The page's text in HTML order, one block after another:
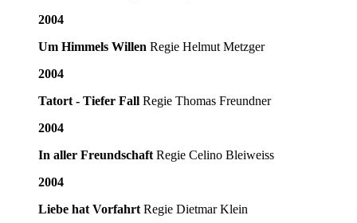
2004
Um Himmels Willen Regie Helmut Metzger
2004
Tatort - Tiefer Fall Regie Thomas Freundner
2004
In aller Freundschaft Regie Celino Bleiweiss
2004
Liebe hat Vorfahrt Regie Dietmar Klein